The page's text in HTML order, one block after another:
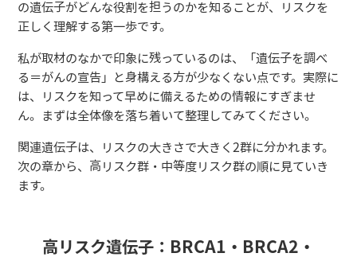
の遺伝子がどんな役割を担うのかを知ることが、リスクを
正しく理解する第一歩です。
私が取材のなかで印象に残っているのは、「遺伝子を調べ
る＝がんの宣告」と身構える方が少なくない点です。実際に
は、リスクを知って早めに備えるための情報にすぎませ
ん。まずは全体像を落ち着いて整理してみてください。
関連遺伝子は、リスクの大きさで大きく2群に分かれます。
次の章から、高リスク群・中等度リスク群の順に見ていき
ます。
高リスク遺伝子：BRCA1・BRCA2・